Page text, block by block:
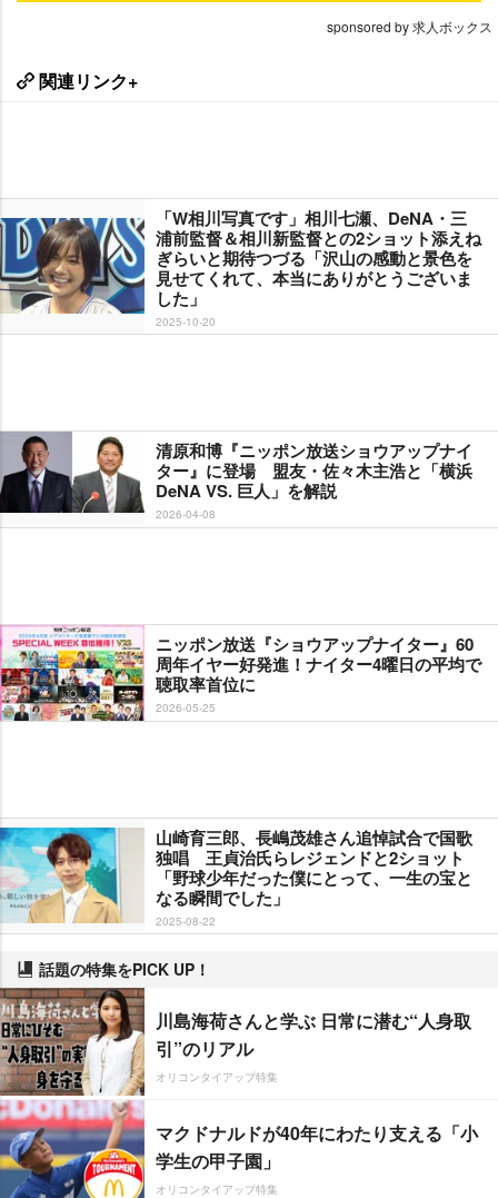
sponsored by 求人ボックス
関連リンク+
「W相川写真です」相川七瀬、DeNA・三
浦前監督＆相川新監督との2ショット添えね
ぎらいと期待つづる「沢山の感動と景色を
見せてくれて、本当にありがとうございま
した」
2025-10-20
清原和博『ニッポン放送ショウアップナイ
ター』に登場 盟友・佐々木主浩と「横浜
DeNA VS. 巨人」を解説
2026-04-08
ニッポン放送『ショウアップナイター』60
周年イヤー好発進！ナイター4曜日の平均で
聴取率首位に
2026-05-25
山崎育三郎、長嶋茂雄さん追悼試合で国歌
独唱 王貞治氏らレジェンドと2ショット
「野球少年だった僕にとって、一生の宝と
なる瞬間でした」
2025-08-22
話題の特集をPICK UP！
川島海荷さんと学ぶ 日常に潜む“人身取
引”のリアル
オリコンタイアップ特集
マクドナルドが40年にわたり支える「小
学生の甲子園」
オリコンタイアップ特集